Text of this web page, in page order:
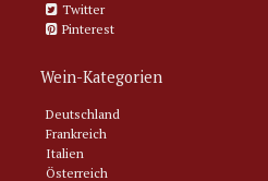
Twitter
Pinterest
Wein-Kategorien
Deutschland
Frankreich
Italien
Österreich